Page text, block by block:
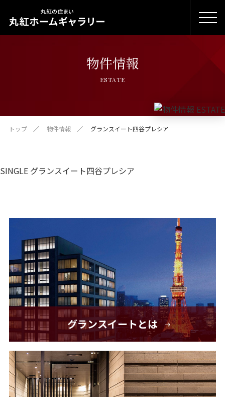
物件情報
ESTATE
トップ 物件情報 グランスイート四谷プレシア
SINGLE グランスイート四谷プレシア
グランスイートとは